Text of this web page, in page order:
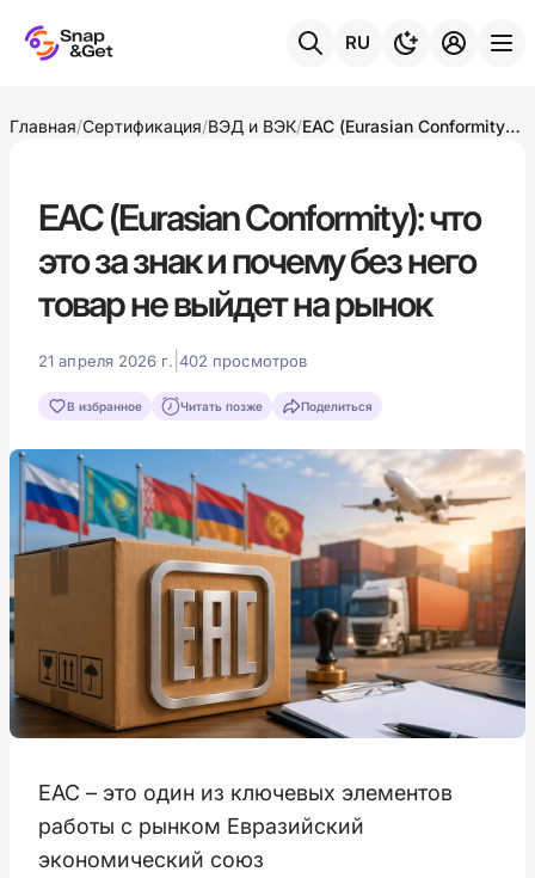
RU
Главная/Сертификация/ВЭД и ВЭК/ ЕАС (Eurasian Conformity): что это за знак и почему без него товар не выйдет на рынок
ЕАС (Eurasian Conformity): что
это за знак и почему без него
товар не выйдет на рынок
21 апреля 2026 г. 402 просмотров
В избранное Читать позже Поделиться
ЕАС – это один из ключевых элементов
работы с рынком Евразийский
экономический союз